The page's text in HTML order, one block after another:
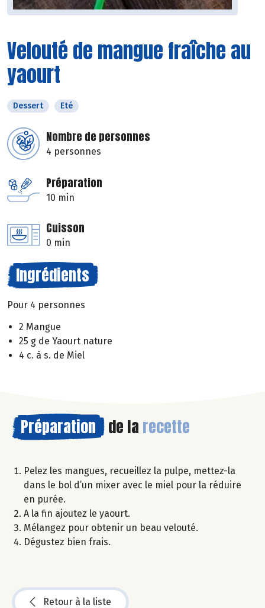
Velouté de mangue fraîche au
yaourt
Dessert Eté
Nombre de personnes
4 personnes
Préparation
10 min
Cuisson
0 min
Ingrédients
Pour 4 personnes
2 Mangue
25 g de Yaourt nature
4 c. à s. de Miel
Préparation de la recette
Pelez les mangues, recueillez la pulpe, mettez-la
dans le bol d’un mixer avec le miel pour la réduire
en purée.
A la fin ajoutez le yaourt.
Mélangez pour obtenir un beau velouté.
Dégustez bien frais.
Retour à la liste